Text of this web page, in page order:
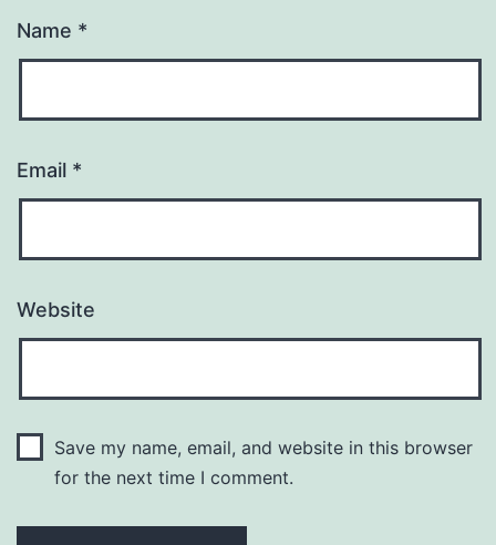
Name *
Email *
Website
Save my name, email, and website in this browser
for the next time I comment.